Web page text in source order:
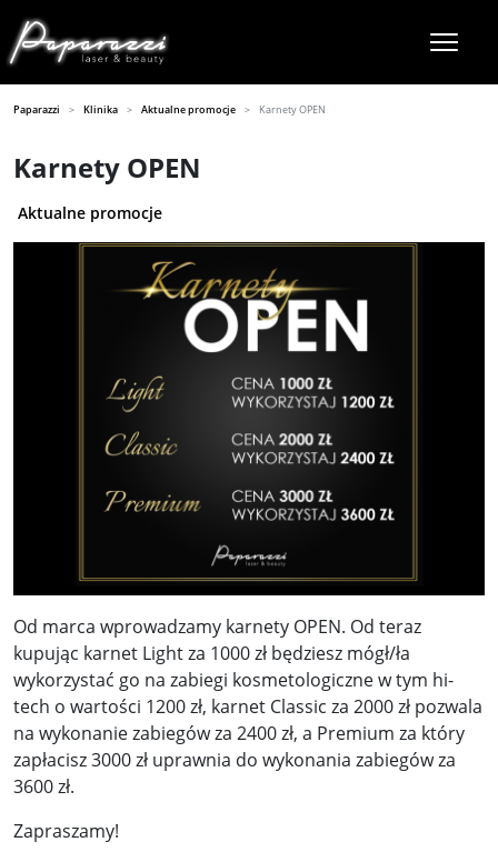
Paparazzi Klinika Aktualne promocje Karnety OPEN
Karnety OPEN
Aktualne promocje
Od marca wprowadzamy karnety OPEN. Od teraz
kupując karnet Light za 1000 zł będziesz mógł/ła
wykorzystać go na zabiegi kosmetologiczne w tym hi-
tech o wartości 1200 zł, karnet Classic za 2000 zł pozwala
na wykonanie zabiegów za 2400 zł, a Premium za który
zapłacisz 3000 zł uprawnia do wykonania zabiegów za
3600 zł.
Zapraszamy!